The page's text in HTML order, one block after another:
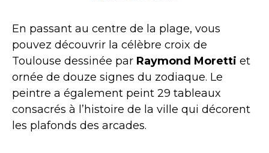
En passant au centre de la plage, vous
pouvez découvrir la célèbre croix de
Toulouse dessinée par Raymond Moretti et
ornée de douze signes du zodiaque. Le
peintre a également peint 29 tableaux
consacrés à l’histoire de la ville qui décorent
les plafonds des arcades.